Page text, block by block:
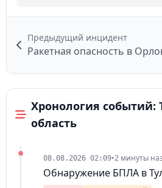
Предыдущий инцидент
Хронология событий:
область
08.08.2026 02:09•2 минуты
Обнаружение БПЛА в